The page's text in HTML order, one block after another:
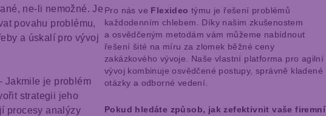
ne-li nemožné. Je
povahu problému,
a úskalí pro vývoj
Jakmile je problém
strategii jeho
procesy analýzy
Pro nás ve Flexideotýmu je řešení problémů
každodenním chlebem. Díky našim zkušenostem
a osvědčeným metodám vám můžeme nabídnout
řešení šité na míru za zlomek běžné ceny
zakázkového vývoje. Naše vlastní platforma pro agilní
vývoj kombinuje osvědčené postupy, správně kladené
otázky a odborné vedení.
Pokud hledáte způsob, jak zefektivnit vaše firemní